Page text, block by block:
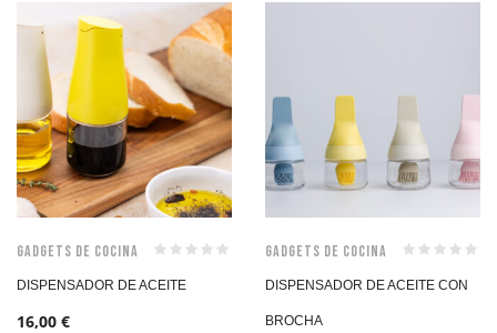
Gadgets de Cocina
DISPENSADOR DE ACEITE
16,00 €
Gadgets de Cocina
DISPENSADOR DE ACEITE CON
BROCHA